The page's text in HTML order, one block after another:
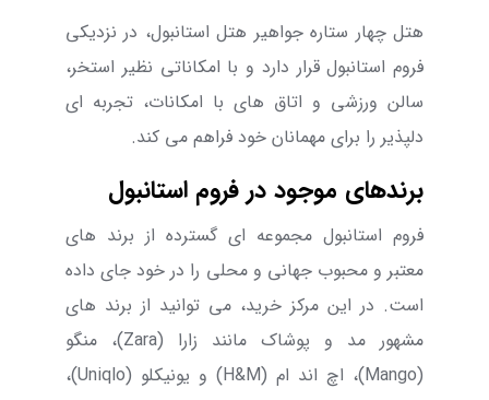
هتل چهار ستاره جواهیر هتل استانبول، در نزدیکی
فروم استانبول قرار دارد و با امکاناتی نظیر استخر،
سالن ورزشی و اتاق های با امکانات، تجربه ای
دلپذیر را برای مهمانان خود فراهم می کند.
برندهای موجود در فروم استانبول
فروم استانبول مجموعه ای گسترده از برند های
معتبر و محبوب جهانی و محلی را در خود جای داده
است. در این مرکز خرید، می توانید از برند های
مشهور مد و پوشاک مانند زارا (Zara)، منگو
(Mango)، اچ اند ام (H&M) و یونیکلو (Uniqlo)،